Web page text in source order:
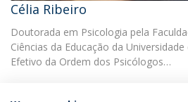
Célia Ribeiro
Doutorada em Psicologia pela
Ciências da Educação da
Efetivo da Ordem dos Psicólogos…